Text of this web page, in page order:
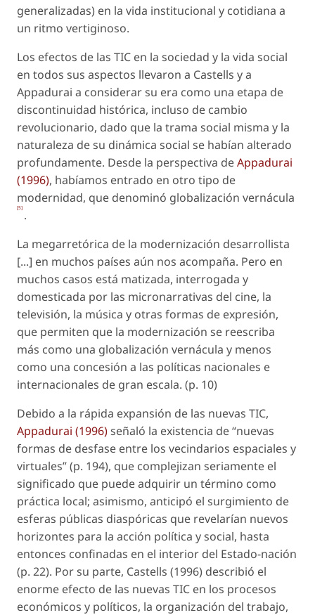
generalizadas) en la vida institucional y cotidiana a
un ritmo vertiginoso.
Los efectos de las TIC en la sociedad y la vida social
en todos sus aspectos llevaron a Castells y a
Appadurai a considerar su era como una etapa de
discontinuidad histórica, incluso de cambio
revolucionario, dado que la trama social misma y la
naturaleza de su dinámica social se habían alterado
profundamente. Desde la perspectiva deAppadurai
(1996), habíamos entrado en otro tipo de
modernidad, que denominó globalización vernácula
[5] .
La megarretórica de la modernización desarrollista
[...] en muchos países aún nos acompaña. Pero en
muchos casos está matizada, interrogada y
domesticada por las micronarrativas del cine, la
televisión, la música y otras formas de expresión,
que permiten que la modernización se reescriba
más como una globalización vernácula y menos
como una concesión a las políticas nacionales e
internacionales de gran escala. (p. 10)
Debido a la rápida expansión de las nuevas TIC,
Appadurai (1996)señaló la existencia de “nuevas
formas de desfase entre los vecindarios espaciales y
virtuales” (p. 194), que complejizan seriamente el
significado que puede adquirir un término como
práctica local; asimismo, anticipó el surgimiento de
esferas públicas diaspóricas que revelarían nuevos
horizontes para la acción política y social, hasta
entonces confinadas en el interior del Estado-nación
(p. 22). Por su parte, Castells (1996) describió el
enorme efecto de las nuevas TIC en los procesos
económicos y políticos, la organización del trabajo,